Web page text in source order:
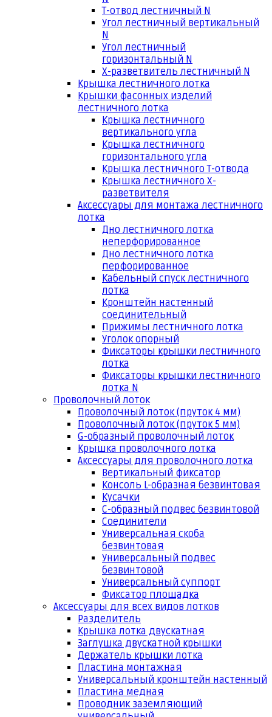
Т-отвод лестничный N
Угол лестничный вертикальный
N
Угол лестничный
горизонтальный N
Х-разветвитель лестничный N
Крышка лестничного лотка
Крышки фасонных изделий
лестничного лотка
Крышка лестничного
вертикального угла
Крышка лестничного
горизонтального угла
Крышка лестничного Т-отвода
Крышка лестничного Х-
разветвителя
Аксессуары для монтажа лестничного
лотка
Дно лестничного лотка
неперфорированное
Дно лестничного лотка
перфорированное
Кабельный спуск лестничного
лотка
Кронштейн настенный
соединительный
Прижимы лестничного лотка
Уголок опорный
Фиксаторы крышки лестничного
лотка
Фиксаторы крышки лестничного
лотка N
Проволочный лоток
Проволочный лоток (пруток 4 мм)
Проволочный лоток (пруток 5 мм)
G-образный проволочный лоток
Крышка проволочного лотка
Аксессуары для проволочного лотка
Вертикальный фиксатор
Консоль L-образная безвинтовая
Кусачки
С-образный подвес безвинтовой
Соединители
Универсальная скоба
безвинтовая
Универсальный подвес
безвинтовой
Универсальный суппорт
Фиксатор площадка
Аксессуары для всех видов лотков
Разделитель
Крышка лотка двускатная
Заглушка двускатной крышки
Держатель крышки лотка
Пластина монтажная
Универсальный кронштейн настенный
Пластина медная
Проводник заземляющий